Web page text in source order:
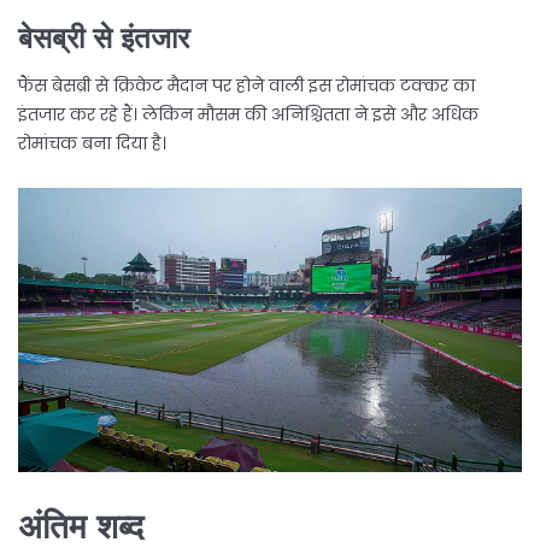
बेसब्री से इंतजार
फैंस बेसब्री से क्रिकेट मैदान पर होने वाली इस रोमांचक टक्कर का
इंतजार कर रहे हैं। लेकिन मौसम की अनिश्चितता ने इसे और अधिक
रोमांचक बना दिया है।
अंतिम शब्द